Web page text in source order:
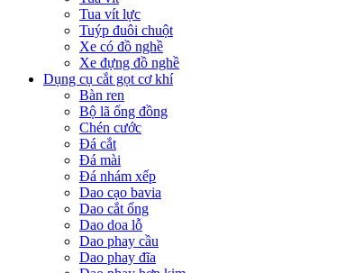
Tua vít lực
Tuýp đuôi chuột
Xe có đồ nghề
Xe đựng đồ nghề
Dụng cụ cắt gọt cơ khí
Bàn ren
Bộ lã ống đồng
Chén cước
Đá cắt
Đá mài
Đá nhám xếp
Dao cạo bavia
Dao cắt ống
Dao doa lỗ
Dao phay cầu
Dao phay đĩa